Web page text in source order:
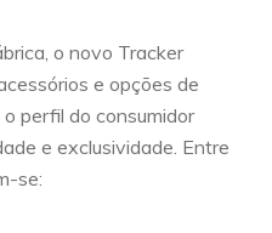
o novo Tracker
e opções de
perfil do consumidor
e exclusividade. Entre
se: